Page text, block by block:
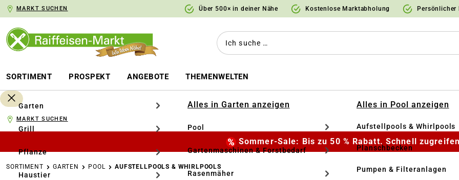
Zur Hauptnavigation springen
MARKT SUCHEN Über 500× in deiner Nähe Kostenlose Marktabholung Persönlicher
SORTIMENT PROSPEKT ANGEBOTE THEMENWELTEN
Garten
Grill
Pflanze
Haustier
Alles in Garten anzeigen
Pool
Gartenmaschinen & Forstbedarf
Rasenmäher
Alles in Pool anzeigen
Aufstellpools & Whirlpools
Planschbecken
Pumpen & Filteranlagen
MARKT SUCHEN
Sommer-Sale: Bis zu 50 % Rabatt. Schnell
SORTIMENT GARTEN POOL AUFSTELLPOOLS & WHIRLPOOLS